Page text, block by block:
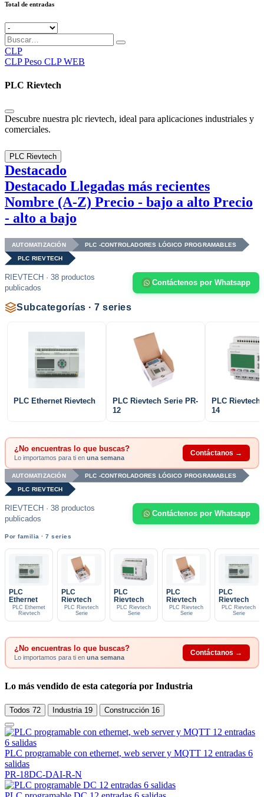
Total de entradas
CLP
CLP Peso CLP WEB
PLC Rievtech
Descubre nuestra plc rievtech, ideal para aplicaciones industriales y
comerciales.
PLC Rievtech
Destacado
Destacado Llegadas más recientes
Nombre (A-Z) Precio - bajo a alto Precio
- alto a bajo
AUTOMATIZACIÓN PLC -CONTROLADORES LÓGICO PROGRAMABLES
PLC RIEVTECH
RIEVTECH · 38 productos
publicados
Contáctenos por Whatsapp
Subcategorías · 7 series
PLC Ethernet Rievtech
PLC Rievtech Serie PR-
12
PLC Rievtech
14
¿No encuentras lo que buscas?
Lo importamos para ti en una semana
Contáctanos →
AUTOMATIZACIÓN PLC -CONTROLADORES LÓGICO PROGRAMABLES
PLC RIEVTECH
RIEVTECH · 38 productos
publicados
Contáctenos por Whatsapp
Por familia · 7 series
PLC
Ethernet
PLC Ethernet
Rievtech
PLC
Rievtech
PLC Rievtech
Serie
PLC
Rievtech
PLC Rievtech
Serie
PLC
Rievtech
PLC Rievtech
Serie
PLC
Rievtech
PLC Rievtech
Serie
¿No encuentras lo que buscas?
Lo importamos para ti en una semana
Contáctanos →
Lo más vendido de esta categoría por Industria
Todos 72 Industria 19 Construcción 16
PLC programable con ethernet, web server y MQTT 12 entradas 6
salidas
PR-18DC-DAI-R-N